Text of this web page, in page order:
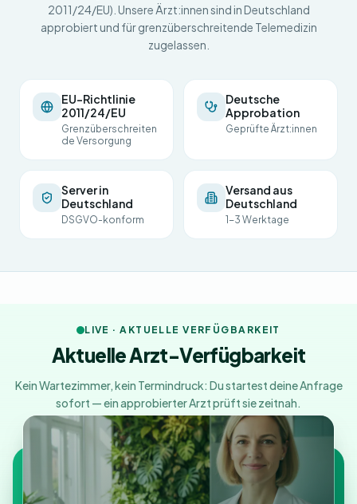
2011/24/EU). Unsere Ärzt:innen sind in Deutschland
approbiert und für grenzüberschreitende Telemedizin
zugelassen.
EU-Richtlinie
2011/24/EU
Grenzüberschreiten
de Versorgung
Deutsche
Approbation
Geprüfte Ärzt:innen
Server in
Deutschland
DSGVO-konform
Versand aus
Deutschland
1-3 Werktage
LIVE · AKTUELLE VERFÜGBARKEIT
Aktuelle Arzt-Verfügbarkeit
Kein Wartezimmer, kein Termindruck: Du startest deine Anfrage
sofort — ein approbierter Arzt prüft sie zeitnah.